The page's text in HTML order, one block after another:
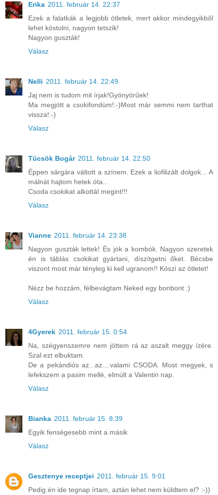
Erika 2011. február 14. 22:37
Ezek a falatkák a legjobb ötletek, mert akkor mindegyikből
lehet kóstolni, nagyon tetszik!
Nagyon guszták!
Válasz
Nelli 2011. február 14. 22:49
Jaj nem is tudom mit írjak!Gyönyörűek!
Ma megjött a csokifondüm!:-)Most már semmi nem tarthat
vissza!:-)
Válasz
Tücsök Bogár 2011. február 14. 22:50
Éppen sárgára váltott a színem. Ezek a liofilizált dolgok... A
málnát hajtom hetek óta...
Csoda csokikat alkottál megint!!!
Válasz
Vianne 2011. február 14. 23:38
Nagyon guszták lettek! És jók a kombók. Nagyon szeretek
én is táblás csokikat gyártani, díszítgetni őket. Bécsbe
viszont most már tényleg ki kell ugranom!! Köszi az ötletet!
Nézz be hozzám, félbevágtam Neked egy bonbont :)
Válasz
4Gyerek 2011. február 15. 0:54
Na, szégyenszemre nem jöttem rá az aszalt meggy ízére.
Szal ezt elbuktam.
De a pekándiós az...az....valami CSODA. Most megyek, s
lefekszem a pasim mellé, elmúlt a Valentin nap.
Válasz
Bianka 2011. február 15. 8:39
Egyik fenségesebb mint a másik
Válasz
Gesztenye receptjei 2011. február 15. 9:01
Pedig én ide tegnap írtam, aztán lehet nem küldtem el? :-))